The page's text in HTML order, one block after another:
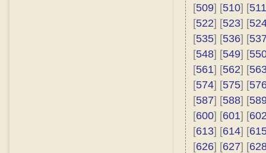
[509] [510] [511
[522] [523] [
[535] [536] [
[548] [549] [
[561] [562] [
[574] [575] [
[587] [588] [
[600] [601] [
[613] [614] [
[626] [627] [